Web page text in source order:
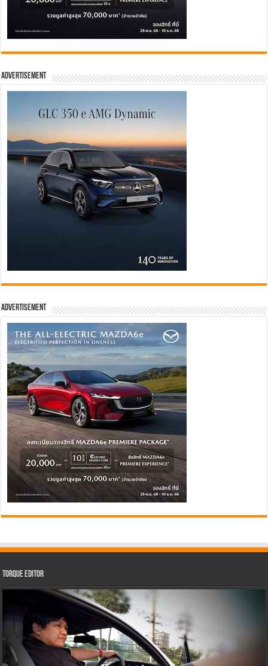
Advertisement
Advertisement
Torque Editor